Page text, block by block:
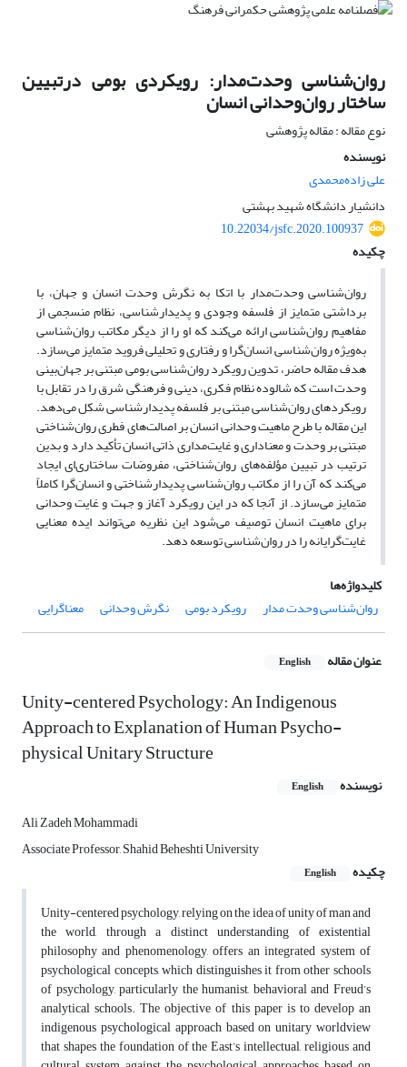
روان‌شناسی وحدت‌مدار: رویکردی بومی درتبیین
ساختار روان‌وحدانی انسان
نوع مقاله : مقاله پژوهشی
نویسنده
علی زاده‌محمدی
دانشیار دانشگاه شهید بهشتی
10.22034/jsfc.2020.100937
چکیده
روان‌شناسی وحدت‌مدار با اتکا به نگرش وحدت انسان و جهان، با
برداشتی متمایز از فلسفه وجودی و پدیدارشناسی، نظام منسجمی از
مفاهیم روان‌شناسی ارائه می‌کند که او را از دیگر مکاتب روان‌شناسی
به‌ویژه روان‌شناسی انسان‌گرا و رفتاری و تحلیلی فروید متمایز می‌سازد.
هدف مقاله حاضر، تدوین رویکرد روان‌شناسی بومی مبتنی بر جهان‌بینی
وحدت است که شالوده نظام فکری، دینی و فرهنگی شرق را در تقابل با
رویکرد‌های روان‌شناسی مبتنی بر فلسفه پدیدارشناسی شکل می‌دهد.
این مقاله با طرح ماهیت وحدانی انسان بر اصالت‌های فطری روان‌شناختی
مبتنی بر وحدت و معناداری و غایت‌مداری ذاتی انسان تأکید دارد و بدین
ترتیب در تبیین مؤلفه‌های روان‌شناختی، مفروضات ساختاری‌ای ایجاد
می‌کند که آن را از مکاتب روان‌شناسی پدیدارشناختی و انسان‌گرا کاملاً
متمایز می‌سازد. از آنجا که در این رویکرد آغاز و جهت و غایت وحدانی
برای ماهیت انسان توصیف می‌‌شود این نظریه می‌تواند ایده معنایی
غایت‌گرایانه را در روان‌شناسی توسعه ‌دهد.
کلیدواژه‌ها
روان‌شناسی وحدت مدار
رویکرد بومی نگرش وحدانی معناگرایی
عنوان مقاله English
Unity-centered Psychology: An Indigenous
Approach to Explanation of Human Psycho-
physical Unitary Structure
نویسنده English
Ali Zadeh Mohammadi
Associate Professor, Shahid Beheshti University
چکیده
English
Unity-centered psychology, relying on the idea of unity of man and
the world, through a distinct understanding of existential
philosophy and phenomenology, offers an integrated system of
psychological concepts, which distinguishes it from other schools
of psychology, particularly the humanist, behavioral and Freud’s
analytical schools. The objective of this paper is to develop an
indigenous psychological approach based on unitary worldview
that shapes the foundation of the East’s intellectual, religious and